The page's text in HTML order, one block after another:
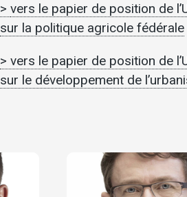
>vers le papier de position de
sur la politique agricole fédérale
> vers le papier de position de
sur le développement de